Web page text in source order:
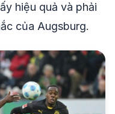
hiệu quả và phải
của Augsburg.